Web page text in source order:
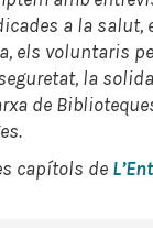
a la salut,
els voluntaris
la
de
capítols de